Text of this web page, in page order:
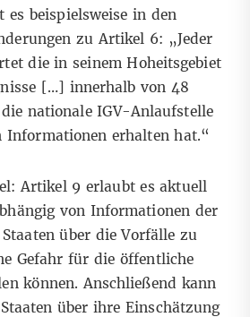
es beispielsweise in den
zu Artikel 6: „Jeder
die in seinem Hoheitsgebiet
[…] innerhalb von 48
nationale IGV-Anlaufstelle
Informationen erhalten hat.“
Artikel 9 erlaubt es aktuell
von Informationen der
über die Vorfälle zu
Gefahr für die öffentliche
können. Anschließend kann
über ihre Einschätzung